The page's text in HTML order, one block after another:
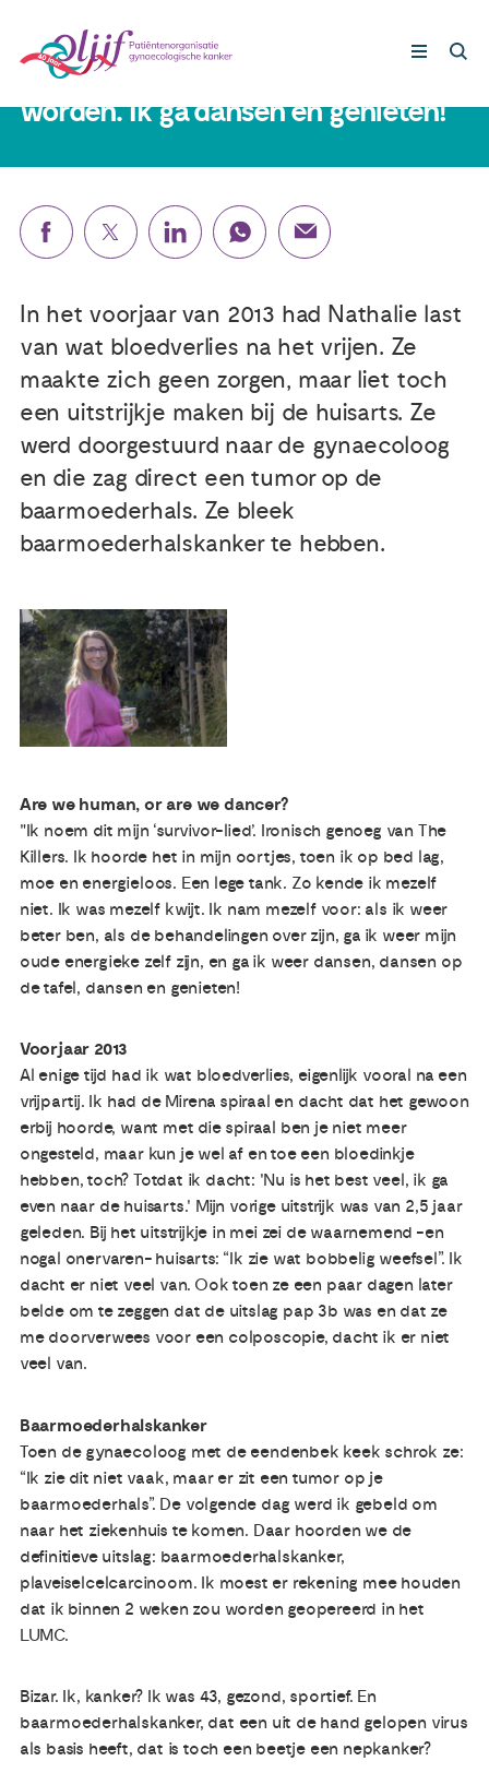
Nieuws
Agenda
Publicaties
Ervaringsdeskundigheid
Over ons
Contact
Lotgenoten
Steun ons
Nathalie (53): ‘Ik nam me voor om
weer mijn oude energieke zelf te
worden. Ik ga dansen en genieten!’
In het voorjaar van 2013 had Nathalie last
van wat bloedverlies na het vrijen. Ze
maakte zich geen zorgen, maar liet toch
een uitstrijkje maken bij de huisarts. Ze
werd doorgestuurd naar de gynaecoloog
en die zag direct een tumor op de
baarmoederhals. Ze bleek
baarmoederhalskanker te hebben.
Are we human, or are we dancer?
"Ik noem dit mijn ‘survivor-lied’. Ironisch genoeg van The
Killers. Ik hoorde het in mijn oortjes, toen ik op bed lag,
moe en energieloos. Een lege tank. Zo kende ik mezelf
niet. Ik was mezelf kwijt. Ik nam mezelf voor: als ik weer
beter ben, als de behandelingen over zijn, ga ik weer mijn
oude energieke zelf zijn, en ga ik weer dansen, dansen op
de tafel, dansen en genieten!
Voorjaar 2013
Al enige tijd had ik wat bloedverlies, eigenlijk vooral na een
vrijpartij. Ik had de Mirena spiraal en dacht dat het gewoon
erbij hoorde, want met die spiraal ben je niet meer
ongesteld, maar kun je wel af en toe een bloedinkje
hebben, toch? Totdat ik dacht: 'Nu is het best veel, ik ga
even naar de huisarts.' Mijn vorige uitstrijk was van 2,5 jaar
geleden. Bij het uitstrijkje in mei zei de waarnemend -en
nogal onervaren- huisarts: “Ik zie wat bobbelig weefsel”. Ik
dacht er niet veel van. Ook toen ze een paar dagen later
belde om te zeggen dat de uitslag pap 3b was en dat ze
me doorverwees voor een colposcopie, dacht ik er niet
veel van.
Baarmoederhalskanker
Toen de gynaecoloog met de eendenbek keek schrok ze:
“Ik zie dit niet vaak, maar er zit een tumor op je
baarmoederhals”. De volgende dag werd ik gebeld om
naar het ziekenhuis te komen. Daar hoorden we de
definitieve uitslag: baarmoederhalskanker,
plaveiselcelcarcinoom. Ik moest er rekening mee houden
dat ik binnen 2 weken zou worden geopereerd in het
LUMC.
Bizar. Ik, kanker? Ik was 43, gezond, sportief. En
baarmoederhalskanker, dat een uit de hand gelopen virus
als basis heeft, dat is toch een beetje een nepkanker?